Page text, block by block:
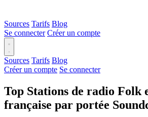
Sources Tarifs Blog
Se connecter Créer un compte
Sources Tarifs Blog
Créer un compte Se connecter
Top Stations de radio Folk
française par portée